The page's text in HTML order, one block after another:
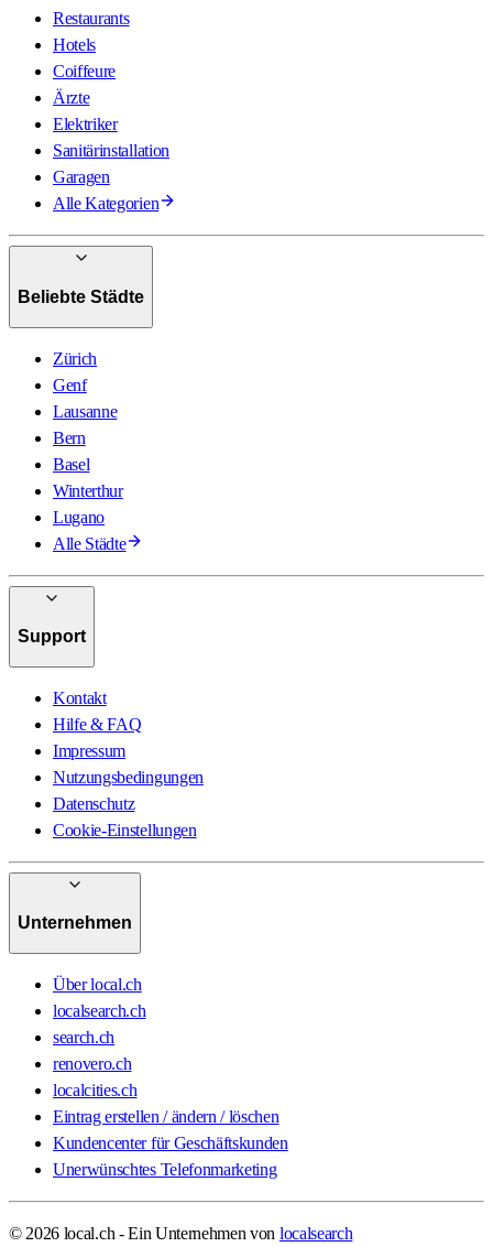
Restaurants
Hotels
Coiffeure
Ärzte
Elektriker
Sanitärinstallation
Garagen
Alle Kategorien
Beliebte Städte
Zürich
Genf
Lausanne
Bern
Basel
Winterthur
Lugano
Alle Städte
Support
Kontakt
Hilfe & FAQ
Impressum
Nutzungsbedingungen
Datenschutz
Cookie-Einstellungen
Unternehmen
Über local.ch
localsearch.ch
search.ch
renovero.ch
localcities.ch
Eintrag erstellen / ändern / löschen
Kundencenter für Geschäftskunden
Unerwünschtes Telefonmarketing
© 2026 local.ch - Ein Unternehmen von localsearch